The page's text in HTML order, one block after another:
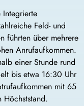
Integrierte
Feld- und
führten über mehrere
Anrufaufkommen.
einer Stunde rund
bis etwa 16:30 Uhr
mit 65
Höchststand.